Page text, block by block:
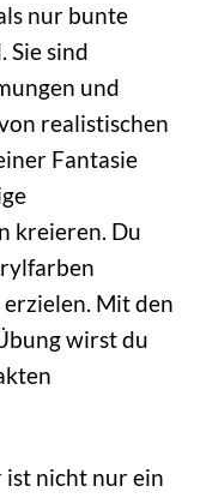
nur bunte
Sie sind
und
realistischen
Fantasie
kreieren. Du
Mit den
wirst du
ist nicht nur ein